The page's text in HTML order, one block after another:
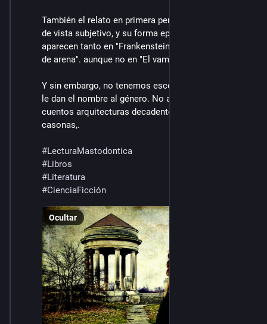
También el relato en primera persona desde el punto
de vista subjetivo, y su forma epistolar. Las cartas
aparecen tanto en "Frankenstein" como en "El hombre
de arena". aunque no en "El vampiro".
Y sin embargo, no tenemos escenarios góticos, que
le dan el nombre al género. No aparecen en estos
cuentos arquitecturas decadentes, castillos o
casonas,.
#LecturaMastodontica
#Libros
#Literatura
#CienciaFicción
Ocultar